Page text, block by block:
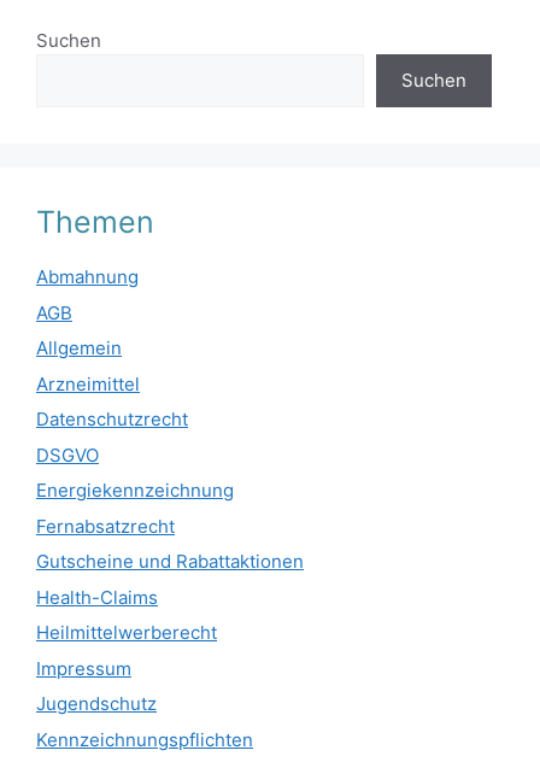
Suchen
Suchen
Themen
Abmahnung
AGB
Allgemein
Arzneimittel
Datenschutzrecht
DSGVO
Energiekennzeichnung
Fernabsatzrecht
Gutscheine und Rabattaktionen
Health-Claims
Heilmittelwerberecht
Impressum
Jugendschutz
Kennzeichnungspflichten